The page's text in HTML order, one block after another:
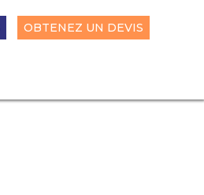
OBTENEZ UN DEVIS